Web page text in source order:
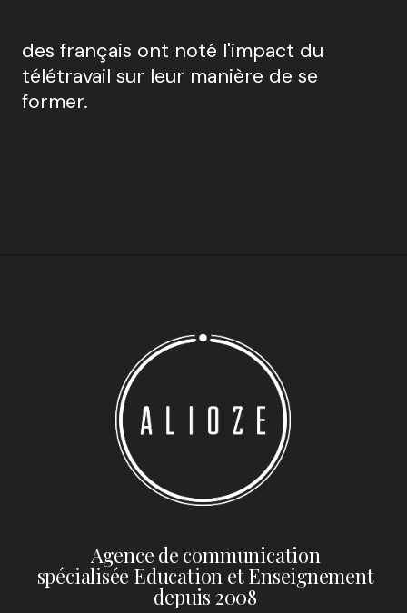
des français ont noté l'impact du
télétravail sur leur manière de se
former.
Agence de communication
spécialisée Education et Enseignement
depuis 2008